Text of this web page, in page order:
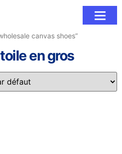
canvas shoes”
en gros